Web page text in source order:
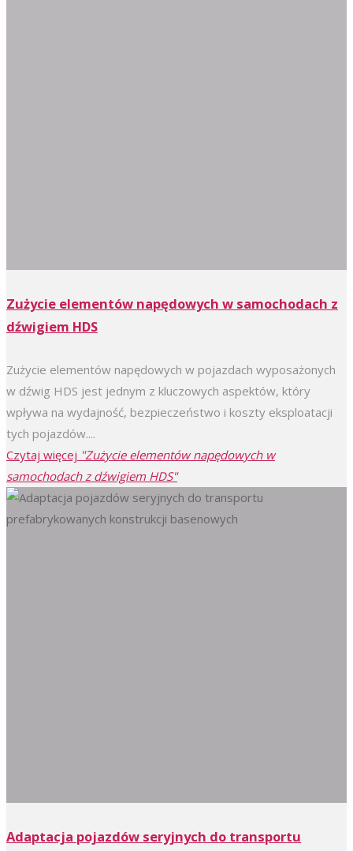
Zużycie elementów napędowych w samochodach z
dźwigiem HDS
Zużycie elementów napędowych w pojazdach wyposażonych
w dźwig HDS jest jednym z kluczowych aspektów, który
wpływa na wydajność, bezpieczeństwo i koszty eksploatacji
tych pojazdów....
Czytaj więcej "Zużycie elementów napędowych w
samochodach z dźwigiem HDS"
Adaptacja pojazdów seryjnych do transportu